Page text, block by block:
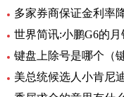
多家券商保证金利率
世界简讯:小鹏G6的
键盘上除号是哪个（